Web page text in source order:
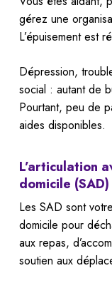
gérez une
L’épuisement est
Dépression,
social : autant de
Pourtant, peu de
aides disponibles.
L’articulation
domicile (SAD)
Les SAD sont
domicile pour
aux repas,
soutien aux